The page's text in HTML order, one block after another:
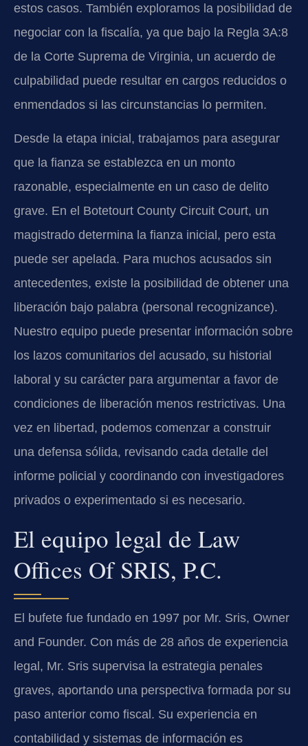
estos casos. También exploramos la posibilidad de
negociar con la fiscalía, ya que bajo la Regla 3A:8
de la Corte Suprema de Virginia, un acuerdo de
culpabilidad puede resultar en cargos reducidos o
enmendados si las circunstancias lo permiten.
Desde la etapa inicial, trabajamos para asegurar
que la fianza se establezca en un monto
razonable, especialmente en un caso de delito
grave. En el Botetourt County Circuit Court, un
magistrado determina la fianza inicial, pero esta
puede ser apelada. Para muchos acusados sin
antecedentes, existe la posibilidad de obtener una
liberación bajo palabra (personal recognizance).
Nuestro equipo puede presentar información sobre
los lazos comunitarios del acusado, su historial
laboral y su carácter para argumentar a favor de
condiciones de liberación menos restrictivas. Una
vez en libertad, podemos comenzar a construir
una defensa sólida, revisando cada detalle del
informe policial y coordinando con investigadores
privados o experimentado si es necesario.
El equipo legal de Law
Offices Of SRIS, P.C.
El bufete fue fundado en 1997 por Mr. Sris, Owner
and Founder. Con más de 28 años de experiencia
legal, Mr. Sris supervisa la estrategia penales
graves, aportando una perspectiva formada por su
paso anterior como fiscal. Su experiencia en
contabilidad y sistemas de información es